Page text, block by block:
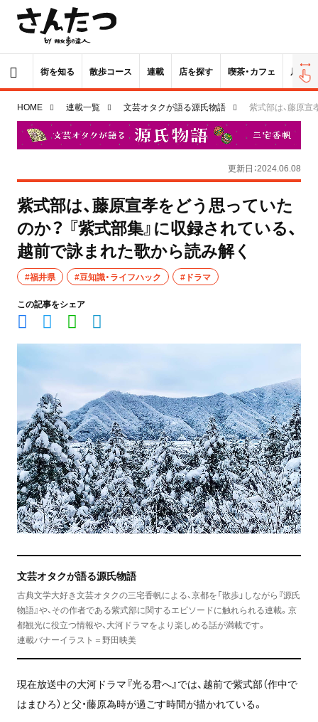
街を知る 散歩コース 連載 店を探す 喫茶・カフェ 居酒屋
HOME 連載一覧 文芸オタクが語る源氏物語 紫式部は、藤原宣
更新日：2024.06.08
紫式部は、藤原宣孝をどう思っていた
のか？ 『紫式部集』に収録されている、
越前で詠まれた歌から読み解く
#福井県 #豆知識・ライフハック #ドラマ
この記事をシェア
文芸オタクが語る源氏物語
古典文学大好き文芸オタクの三宅香帆による、京都を「散歩」しながら『源氏
物語』や、その作者である紫式部に関するエピソードに触れられる連載。京
都観光に役立つ情報や、大河ドラマをより楽しめる話が満載です。
連載バナーイラスト＝野田映美
現在放送中の大河ドラマ『光る君へ』では、越前で紫式部（作中で
はまひろ）と父・藤原為時が過ごす時間が描かれている。